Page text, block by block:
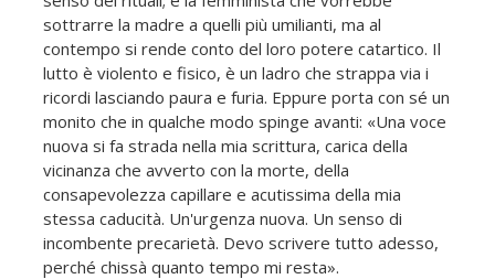
sottrarre la madre a quelli più umilianti, ma al
contempo si rende conto del loro potere catartico. Il
lutto è violento e fisico, è un ladro che strappa via i
ricordi lasciando paura e furia. Eppure porta con sé un
monito che in qualche modo spinge avanti: «Una voce
nuova si fa strada nella mia scrittura, carica della
vicinanza che avverto con la morte, della
consapevolezza capillare e acutissima della mia
stessa caducità. Un'urgenza nuova. Un senso di
incombente precarietà. Devo scrivere tutto adesso,
perché chissà quanto tempo mi resta».